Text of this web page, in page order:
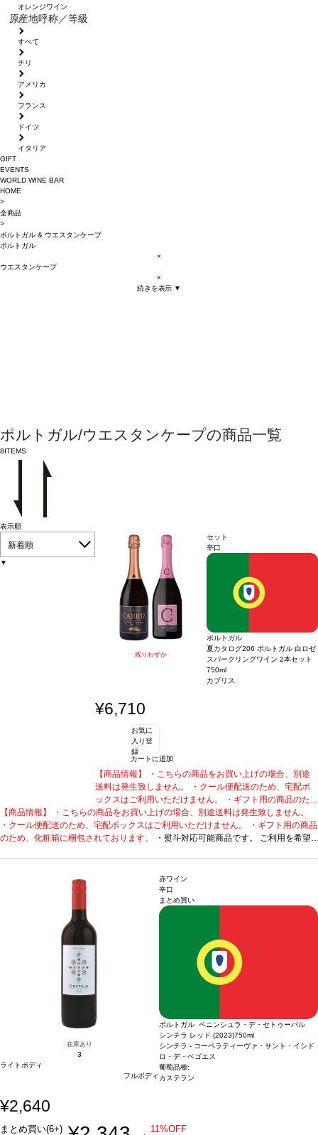
オレンジワイン
原産地呼称／等級
すべて
チリ
アメリカ
フランス
ドイツ
イタリア
GIFT
EVENTS
WORLD WINE BAR
HOME
>
全商品
>
ポルトガル& ウエスタンケープ
ポルトガル
×
ウエスタンケープ
×
続きを表示 ▼
ポルトガル/ウエスタンケープの商品一覧
8ITEMS
表示順
新着順
▼
残りわずか
セット
辛口
ポルトガル
夏カタログ206 ポルトガル 白ロゼ
スパークリングワイン 2本セット
750ml
カブリス
¥6,710
お気に
入り登
録
カートに追加
【商品情報】 ・こちらの商品をお買い上げの場合、別途
送料は発生致しません。 ・クール便配送のため、宅配ボ
ックスはご利用いただけません。 ・ギフト用の商品のた
め、化粧箱に梱包されております。 ・熨斗対応可能商品
です。 ご利用を希望される場合、ご注文時コメント欄に
熨斗をご希望の旨と「結び・上部表書き内容・下部のお名
熨斗をご希望の場合、作成作業のため最短日出荷はお承り
致しかねます。 必ず最短日から+1日後より配送指定日を
ご選択ください。 もし最短日を選択された場合は、指定
日翌日の配送となります。ご了承ください。 ・下記ワイ
ンが1本ずつ含まれています。
1. カブリス スパークリング (2018)
トガル、ダン / 白・泡 / 辛口 受賞歴ムンドゥス・ヴィニ
スプリングテイスティング2025 ゴールドメダル、ワイ
ン・エンスージアスト ベスト・バイ！
プ50に選出、91ポイント、サクラアワード2023 ゴール
【商品情報】 ・こちらの商品をお買い上げの場合、別途送料は発生致しません。
・クール便配送のため、宅配ボックスはご利用いただけません。 ・ギフト用の商品
のため、化粧箱に梱包されております。
・熨斗対応可能商品です。 ご利用を希望
のうえ「無地熨斗」とご記載ください。 ※熨斗をご希望の場合、作成作業のため最
短日出荷はお承り致しかねます。 必ず最短日から+1日後より配送指定日をご選択
ください。 もし最短日を選択された場合は、指定日翌日の配送となります。ご了承
ください。 ・下記ワインが1本ずつ含まれています。
1. カブリス スパークリング (2018)
ムンドゥス・ヴィニ スプリングテイスティング2025 ゴールドメダル、
ワイン・エンスージアスト ベスト・バイ！
2. C by カブリス ドライ・ロゼ スパー
ポルトガル / ロゼ・泡 / 辛口
世界のグレート・スパークリング・ワ
イン トップ50に選出、91ポイント、サクラアワード2023 ゴールド！
在庫あり
3
ライトボディ
フルボディ
赤ワイン
辛口
まとめ買い
ポルトガル ペニンシュラ・デ・セトゥーバル
シンチラ レッド (2023)750ml
シンチラ - コーペラティーヴァ・サント・イシド
ロ・デ・ペゴエス
葡萄品種:
カステラン
¥2,640
まとめ買い(6+) 11%OFF